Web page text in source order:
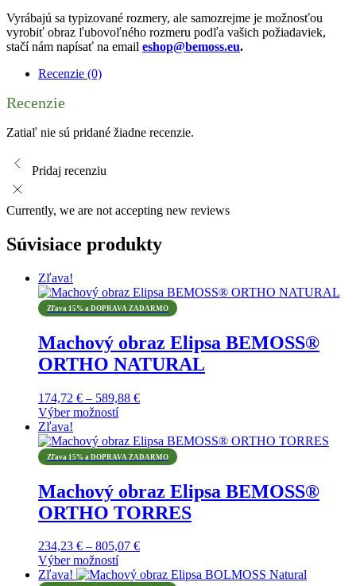
Vyrábajú sa typizované rozmery, ale samozrejme je možnosťou
vyrobiť obraz ľubovoľného rozmeru podľa vašich požiadaviek,
stačí nám napísať na email eshop@bemoss.eu.
Recenzie (0)
Recenzie
Zatiaľ nie sú pridané žiadne recenzie.
Pridaj recenziu
Currently, we are not accepting new reviews
Súvisiace produkty
Zľava!
Zľava 15% a DOPRAVA ZADARMO
Machový obraz Elipsa BEMOSS®
ORTHO NATURAL
174,72 € – 589,88 €Price
through
589,88 €
Výber možností
Tento
produkt
má
viacero
variantov.
Možnosti
si
môžete
vybrať
na
stránke
produktu.
Zľava!
Zľava 15% a DOPRAVA ZADARMO
Machový obraz Elipsa BEMOSS®
ORTHO TORRES
234,23 € – 805,07 €Price
234,23 €
Výber možností
Tento
Zľava!